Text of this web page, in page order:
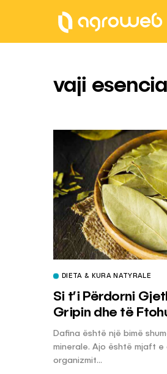
vaji
DIETA & KURA NATYRALE
Si t’i Përdorni
Gripin dhe të
Dafina është një bimë
minerale. Ajo është mjaft
organizmit...